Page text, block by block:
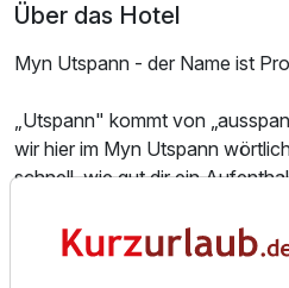
Ausstattung
Zusatznächte
Über das Hotel
Myn Utspann - der Name ist
„Utspann" kommt von
wir hier im Myn Utspann
schnell, wie gut dir ein
uns rundum wohl fühlst. In
ausgestatteten Zimmern, bei